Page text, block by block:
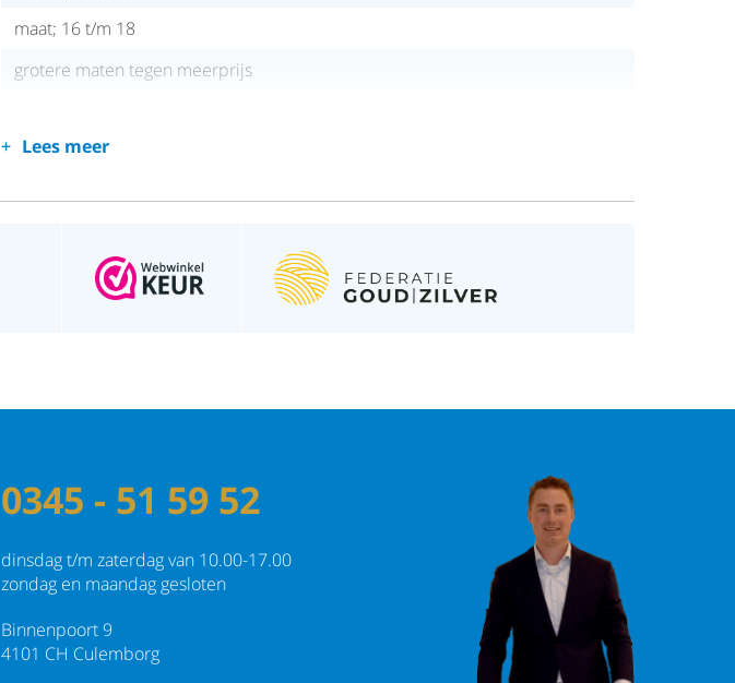
maat; 16 t/m 18
grotere maten tegen meerprijs
Lees meer
0345 - 51 59 52
dinsdag t/m zaterdag van 10.00-17.00
zondag en maandag gesloten
Binnenpoort 9
4101 CH Culemborg